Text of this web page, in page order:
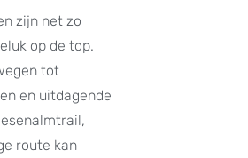
zijn net zo
op de top.
tot
en uitdagende
route kan